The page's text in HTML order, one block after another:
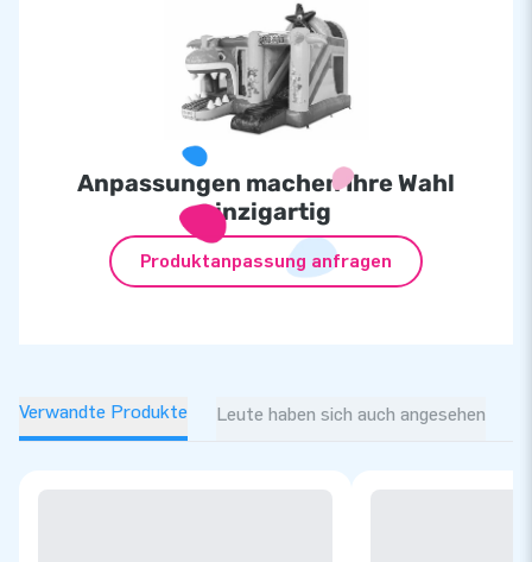
Anpassungen machen Ihre Wahl
einzigartig
Produktanpassung anfragen
Verwandte Produkte Leute haben sich auch angesehen